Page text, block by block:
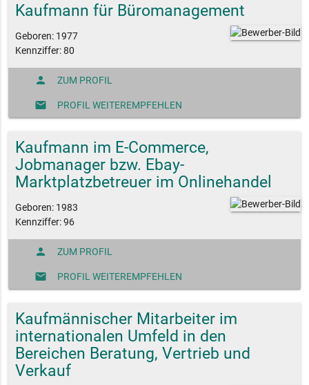
Kaufmann für Büromanagement
Geboren: 1977
Kennziffer: 80
person ZUM PROFIL
mail PROFIL WEITEREMPFEHLEN
Kaufmann im E-Commerce,
Jobmanager bzw. Ebay-
Marktplatzbetreuer im Onlinehandel
Geboren: 1983
Kennziffer: 96
person ZUM PROFIL
mail PROFIL WEITEREMPFEHLEN
Kaufmännischer Mitarbeiter im
internationalen Umfeld in den
Bereichen Beratung, Vertrieb und
Verkauf